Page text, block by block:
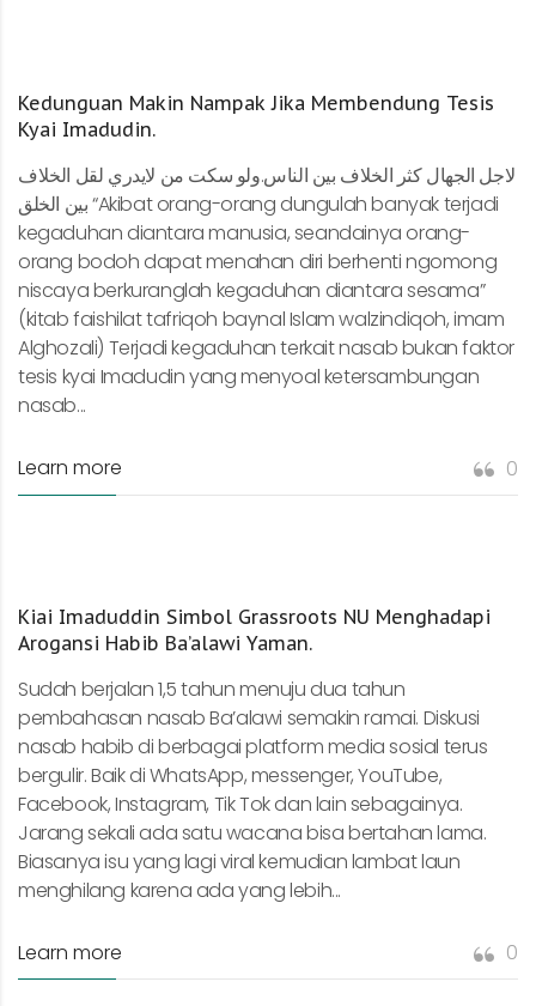
Kedunguan Makin Nampak Jika Membendung Tesis
Kyai Imadudin.
لاجل الجهال كثر الخلاف بين الناس.ولو سكت من لايدري لقل الخلاف
بين الخلق “Akibat orang-orang dungulah banyak terjadi
kegaduhan diantara manusia, seandainya orang-
orang bodoh dapat menahan diri berhenti ngomong
niscaya berkuranglah kegaduhan diantara sesama”
(kitab faishilat tafriqoh baynal Islam walzindiqoh, imam
Alghozali) Terjadi kegaduhan terkait nasab bukan faktor
tesis kyai Imadudin yang menyoal ketersambungan
nasab...
Learn more 0
Kiai Imaduddin Simbol Grassroots NU Menghadapi
Arogansi Habib Ba’alawi Yaman.
Sudah berjalan 1,5 tahun menuju dua tahun
pembahasan nasab Ba’alawi semakin ramai. Diskusi
nasab habib di berbagai platform media sosial terus
bergulir. Baik di WhatsApp, messenger, YouTube,
Facebook, Instagram, Tik Tok dan lain sebagainya.
Jarang sekali ada satu wacana bisa bertahan lama.
Biasanya isu yang lagi viral kemudian lambat laun
menghilang karena ada yang lebih...
Learn more 0